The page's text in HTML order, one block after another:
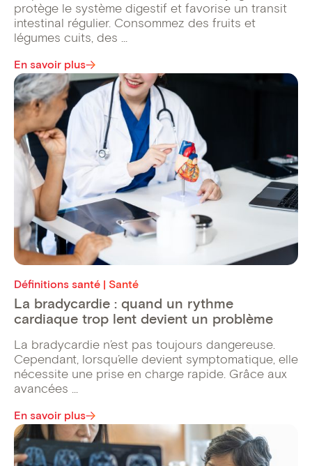
protège le système digestif et favorise un transit
intestinal régulier. Consommez des fruits et
légumes cuits, des ...
En savoir plus
Définitions santé | Santé
La bradycardie : quand un rythme
cardiaque trop lent devient un problème
La bradycardie n’est pas toujours dangereuse.
Cependant, lorsqu’elle devient symptomatique, elle
nécessite une prise en charge rapide. Grâce aux
avancées ...
En savoir plus